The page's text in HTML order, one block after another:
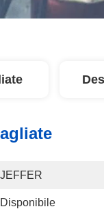
JEFFER
Disponibile